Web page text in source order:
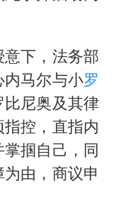
国防部：中国军队坚决反制任何闹海挑衅图谋
良好增长态势
东航：国内客票提前14天免费退改
集体大跌
童好搭
下，法务部
马尔与小罗
尼奥及其律
控，直指内
掴自己，同
由，商议申